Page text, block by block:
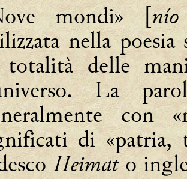
mondi» [
nella poesia
delle
La
con
di «patria,
Heimato